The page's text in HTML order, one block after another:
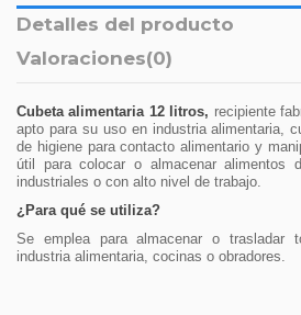
Detalles del producto
Valoraciones(0)
Cubeta alimentaria 12 litros, recipiente
apto para su uso en industria alimentaria,
de higiene para contacto alimentario y
útil para colocar o almacenar alimentos
industriales o con alto nivel de trabajo.
¿Para qué se utiliza?
Se emplea para almacenar o trasladar
industria alimentaria, cocinas o obradores.